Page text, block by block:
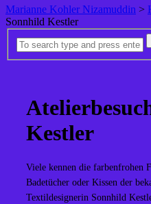
Marianne Kohler Nizamuddin >
Sonnhild Kestler
Kestler
Viele kennen die farbenfrohen
Badetücher oder Kissen der
Textildesignerin Sonnhild